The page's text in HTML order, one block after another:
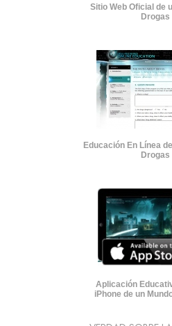
Sitio Web Oficial de
Drogas
Educación En Línea
Drogas
Aplicación
iPhone de un